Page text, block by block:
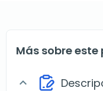
Más sobre
expand_more